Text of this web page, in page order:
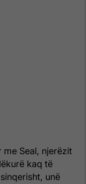
me Seal, njerëzit
kaq të
unë